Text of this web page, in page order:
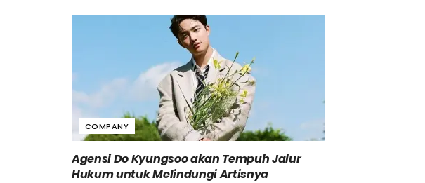
COMPANY
Agensi Do Kyungsoo akan Tempuh Jalur
Hukum untuk Melindungi Artisnya